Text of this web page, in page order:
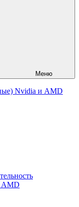
Меню
Nvidia и AMD
AMD